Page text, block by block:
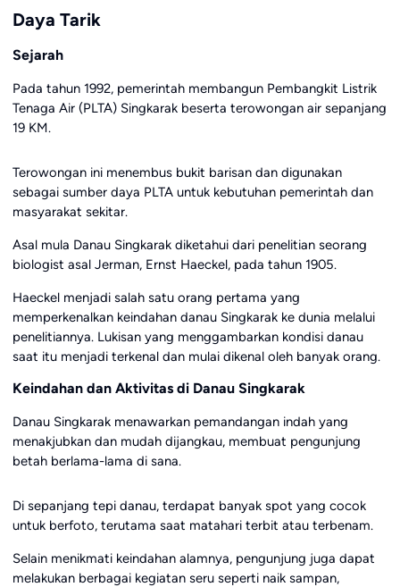
Daya Tarik
Sejarah
Pada tahun 1992, pemerintah membangun Pembangkit Listrik
Tenaga Air (PLTA) Singkarak beserta terowongan air sepanjang
19 KM.
Terowongan ini menembus bukit barisan dan digunakan
sebagai sumber daya PLTA untuk kebutuhan pemerintah dan
masyarakat sekitar.
Asal mula Danau Singkarak diketahui dari penelitian seorang
biologist asal Jerman, Ernst Haeckel, pada tahun 1905.
Haeckel menjadi salah satu orang pertama yang
memperkenalkan keindahan danau Singkarak ke dunia melalui
penelitiannya. Lukisan yang menggambarkan kondisi danau
saat itu menjadi terkenal dan mulai dikenal oleh banyak orang.
Keindahan dan Aktivitas di Danau Singkarak
Danau Singkarak menawarkan pemandangan indah yang
menakjubkan dan mudah dijangkau, membuat pengunjung
betah berlama-lama di sana.
Di sepanjang tepi danau, terdapat banyak spot yang cocok
untuk berfoto, terutama saat matahari terbit atau terbenam.
Selain menikmati keindahan alamnya, pengunjung juga dapat
melakukan berbagai kegiatan seru seperti naik sampan,